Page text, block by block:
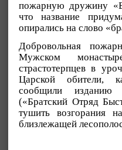
пожарную дружину
что название
опирались на слово
Добровольная
Мужском
страстотерпцев в
Царской обители,
сообщили
(«Братский Отряд
тушить возгорания
близлежащей